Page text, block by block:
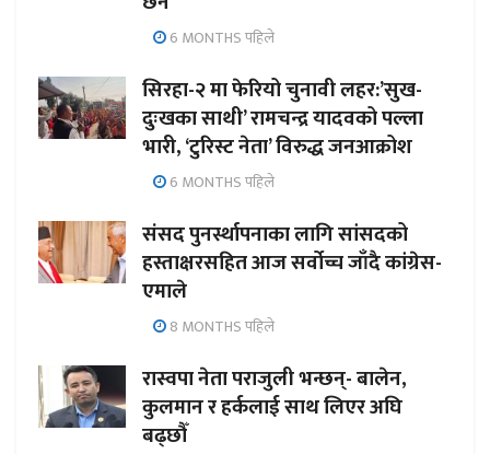
6 MONTHS पहिले
सिरहा-२ मा फेरियो चुनावी लहर:’सुख-
दुःखका साथी’ रामचन्द्र यादवको पल्ला
भारी, ‘टुरिस्ट नेता’ विरुद्ध जनआक्रोश
6 MONTHS पहिले
संसद पुनर्स्थापनाका लागि सांसदको
हस्ताक्षरसहित आज सर्वोच्च जाँदै कांग्रेस-
एमाले
8 MONTHS पहिले
रास्वपा नेता पराजुली भन्छन्- बालेन,
कुलमान र हर्कलाई साथ लिएर अघि
बढ्छौँ